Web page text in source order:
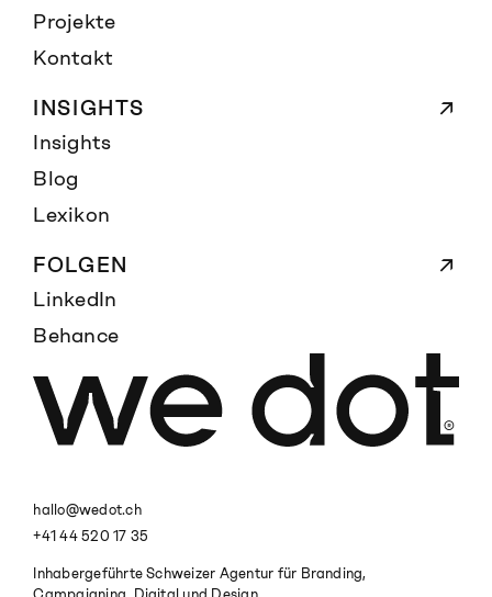
Projekte
Kontakt
INSIGHTS
Insights
Blog
Lexikon
FOLGEN
LinkedIn
Behance
hallo@wedot.ch
+41 44 520 17 35
Inhabergeführte Schweizer Agentur für Branding,